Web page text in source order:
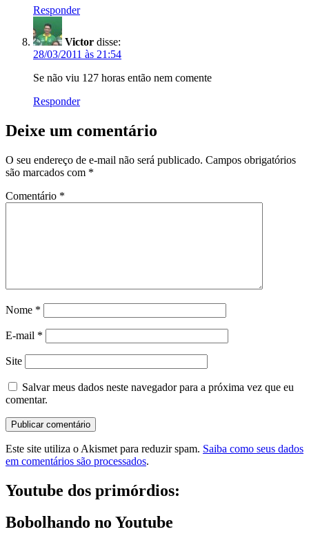
Responder
Victor disse:
28/03/2011 às 21:54
Se não viu 127 horas então nem comente
Responder
Deixe um comentário
O seu endereço de e-mail não será publicado. Campos obrigatórios
são marcados com *
Comentário *
Nome *
E-mail *
Site
Salvar meus dados neste navegador para a próxima vez que eu
comentar.
Este site utiliza o Akismet para reduzir spam. Saiba como seus dados
em comentários são processados.
Youtube dos primórdios:
Bobolhando no Youtube